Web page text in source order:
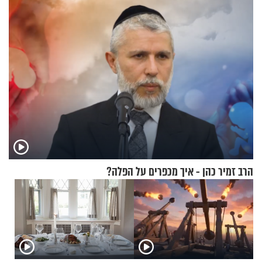
הרב זמיר כהן - איך מכפרים על הפלה?